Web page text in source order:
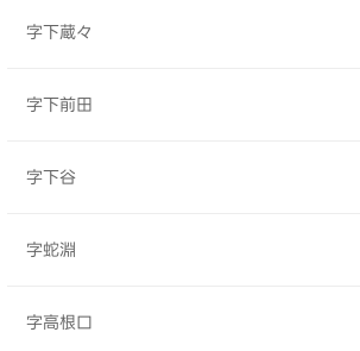
字下蔵々
字下前田
字下谷
字蛇淵
字高根口